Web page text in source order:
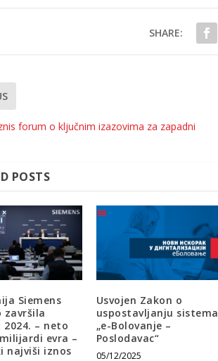
SHARE:
forum o ključnim izazovima za zapadni
POSTS
Siemens
završila
– neto
evra –
najviši iznos
Usvojen Zakon o
uspostavljanju sistema
„e-Bolovanje –
Poslodavac“
05/12/2025